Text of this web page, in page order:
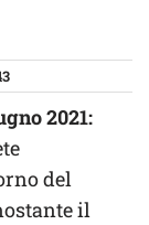
2021:
del
il